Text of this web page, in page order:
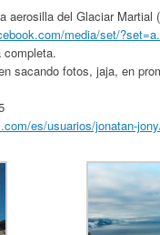
aerosilla del Glaciar Martial
media/set/
sacando fotos, jaja, en
es/usuarios/jonatan-